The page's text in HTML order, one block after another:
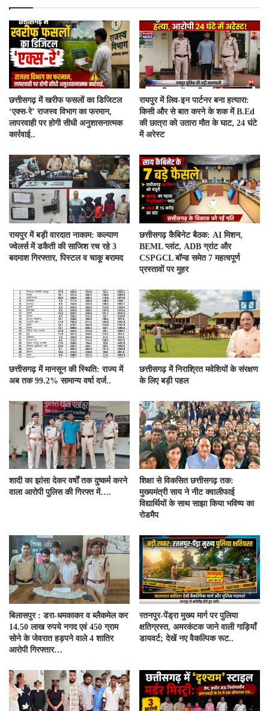
​छत्तीसगढ़ में खरीफ फसलों का डिजिटल
‘एक्स-रे’ राजस्व विभाग का फरमान,
लापरवाही पर होगी सीधी अनुशासनात्मक
कार्रवाई..
रायपुर में लिव-इन पार्टनर बना हत्यारा:
किसी और से बात करने के शक में B.Ed
की छात्रा को उतारा मौत के घाट, 24 घंटे
में अरेस्ट
रायपुर में बड़ी वारदात नाकाम: कल्याण
ज्वेलर्स में डकैती की साजिश रच रहे 3
बदमाश गिरफ्तार, पिस्टल व चाकू बरामद
छत्तीसगढ़ कैबिनेट बैठक: AI मिशन,
BEML प्लांट, ADB ग्रांट और
CSPGCL बॉन्ड समेत 7 महत्वपूर्ण
प्रस्तावों पर मुहर
छत्तीसगढ़ में मानसून की स्थिति: राज्य में
अब तक 99.2% सामान्य वर्षा दर्ज..
छत्तीसगढ़ में निराश्रित मवेशियों के संरक्षण
के लिए बड़ी पहल
शादी का झांसा देकर वर्षों तक दुष्कर्म करने
वाला आरोपी पुलिस की गिरफ्त में….
शिक्षा से विकसित छत्तीसगढ़ तक:
मुख्यमंत्री साय ने नीट क्वालीफाई
विद्यार्थियों के साथ साझा किया भविष्य का
रोडमैप
बिलासपुर : डरा-धमकाकर व ब्लैकमेल कर
14.50 लाख रुपये नगद एवं 450 ग्राम
सोने के जेवरात हड़पने वाले 4 शातिर
आरोपी गिरफ्तार…
रतनपुर-पेंड्रा मुख्य मार्ग पर पुलिया
क्षतिग्रस्त, अमरकंटक जाने वाली गाड़ियाँ
डायवर्ट; देखें नए वैकल्पिक रूट..